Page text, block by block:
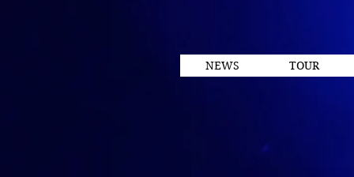
NEWS TOUR